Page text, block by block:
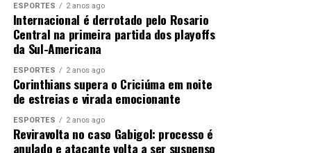
ESPORTES 2 anos ago
Internacional é derrotado pelo Rosario
Central na primeira partida dos playoffs
da Sul-Americana
ESPORTES 2 anos ago
Corinthians supera o Criciúma em noite
de estreias e virada emocionante
ESPORTES 2 anos ago
Reviravolta no caso Gabigol: processo é
anulado e atacante volta a ser suspenso